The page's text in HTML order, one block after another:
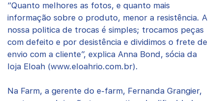
“Quanto melhores as fotos, e quanto mais
informação sobre o produto, menor a resistência. A
nossa politica de trocas é simples; trocamos peças
com defeito e por desistência e dividimos o frete de
envio com a cliente”, explica Anna Bond, sócia da
loja Eloah (www.eloahrio.com.br).
Na Farm, a gerente do e-farm, Fernanda Grangier,